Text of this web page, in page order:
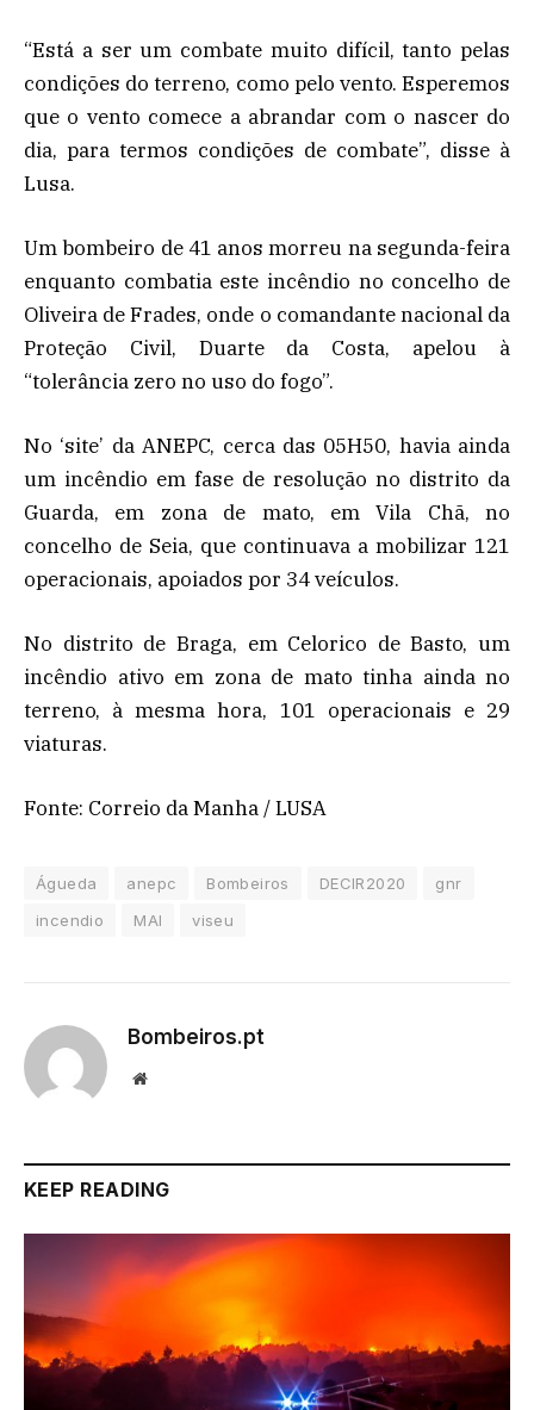
“Está a ser um combate muito difícil, tanto pelas
condições do terreno, como pelo vento. Esperemos
que o vento comece a abrandar com o nascer do
dia, para termos condições de combate”, disse à
Lusa.
Um bombeiro de 41 anos morreu na segunda-feira
enquanto combatia este incêndio no concelho de
Oliveira de Frades, onde o comandante nacional da
Proteção Civil, Duarte da Costa, apelou à
“tolerância zero no uso do fogo”.
No ‘site’ da ANEPC, cerca das 05H50, havia ainda
um incêndio em fase de resolução no distrito da
Guarda, em zona de mato, em Vila Chã, no
concelho de Seia, que continuava a mobilizar 121
operacionais, apoiados por 34 veículos.
No distrito de Braga, em Celorico de Basto, um
incêndio ativo em zona de mato tinha ainda no
terreno, à mesma hora, 101 operacionais e 29
viaturas.
Fonte: Correio da Manha / LUSA
Águeda anepc Bombeiros DECIR2020
gnr
incendio
MAI viseu
Bombeiros.pt
Website
KEEP READING